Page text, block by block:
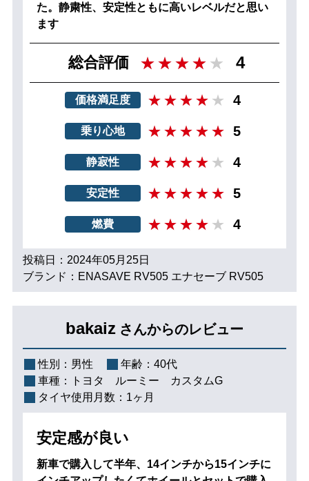
た。静粛性、安定性ともに高いレベルだと思い
ます
総合評価 4
価格満足度 4
乗り心地 5
静寂性 4
安定性 5
燃費 4
投稿日：2024年05月25日
ブランド：ENASAVE RV505 エナセーブ RV505
bakaiz さんからのレビュー
性別： 男性 年齢： 40代
車種：
トヨタ ルーミー カスタムG
タイヤ使用月数： 1ヶ月
安定感が良い
新車で購入して半年、14インチから15インチに